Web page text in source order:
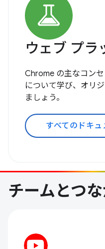
ウェブ プラ
Chrome の主なコン
について学び、オリ
ましょう。
すべてのドキュ
チームとつ